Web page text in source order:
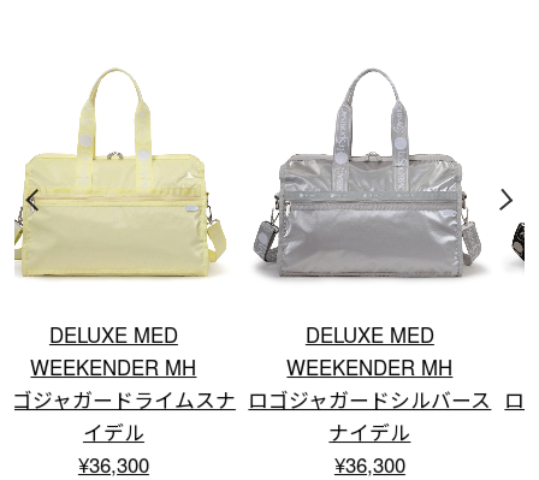
DELUXE MED
WEEKENDER MH
ロゴジャガードシルバース
ナイデル
¥36,300
DELUXE MED
WEEKENDER MH
ロゴジャガードブラックス
ナイデル
¥36,300